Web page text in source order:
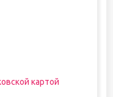
картой